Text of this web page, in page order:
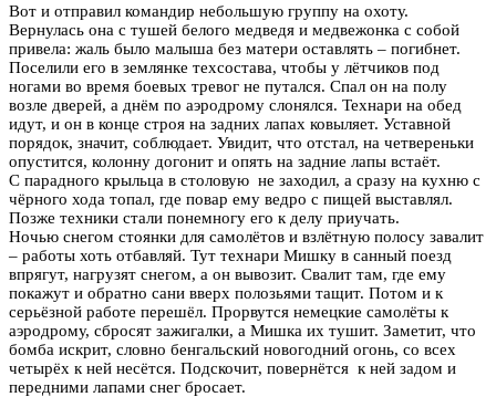
Вот и отправил командир небольшую группу на охоту.
Вернулась она с тушей белого медведя и медвежонка с собой
привела: жаль было малыша без матери оставлять – погибнет.
Поселили его в землянке техсостава, чтобы у лётчиков под
ногами во время боевых тревог не путался. Спал он на полу
возле дверей, а днём по аэродрому слонялся. Технари на обед
идут, и он в конце строя на задних лапах ковыляет. Уставной
порядок, значит, соблюдает. Увидит, что отстал, на четвереньки
опустится, колонну догонит и опять на задние лапы встаёт.
С парадного крыльца в столовую не заходил, а сразу на кухню с
чёрного хода топал, где повар ему ведро с пищей выставлял.
Позже техники стали понемногу его к делу приучать.
Ночью снегом стоянки для самолётов и взлётную полосу завалит
– работы хоть отбавляй. Тут технари Мишку в санный поезд
впрягут, нагрузят снегом, а он вывозит. Свалит там, где ему
покажут и обратно сани вверх полозьями тащит. Потом и к
серьёзной работе перешёл. Прорвутся немецкие самолёты к
аэродрому, сбросят зажигалки, а Мишка их тушит. Заметит, что
бомба искрит, словно бенгальский новогодний огонь, со всех
четырёх к ней несётся. Подскочит, повернётся к ней задом и
передними лапами снег бросает.